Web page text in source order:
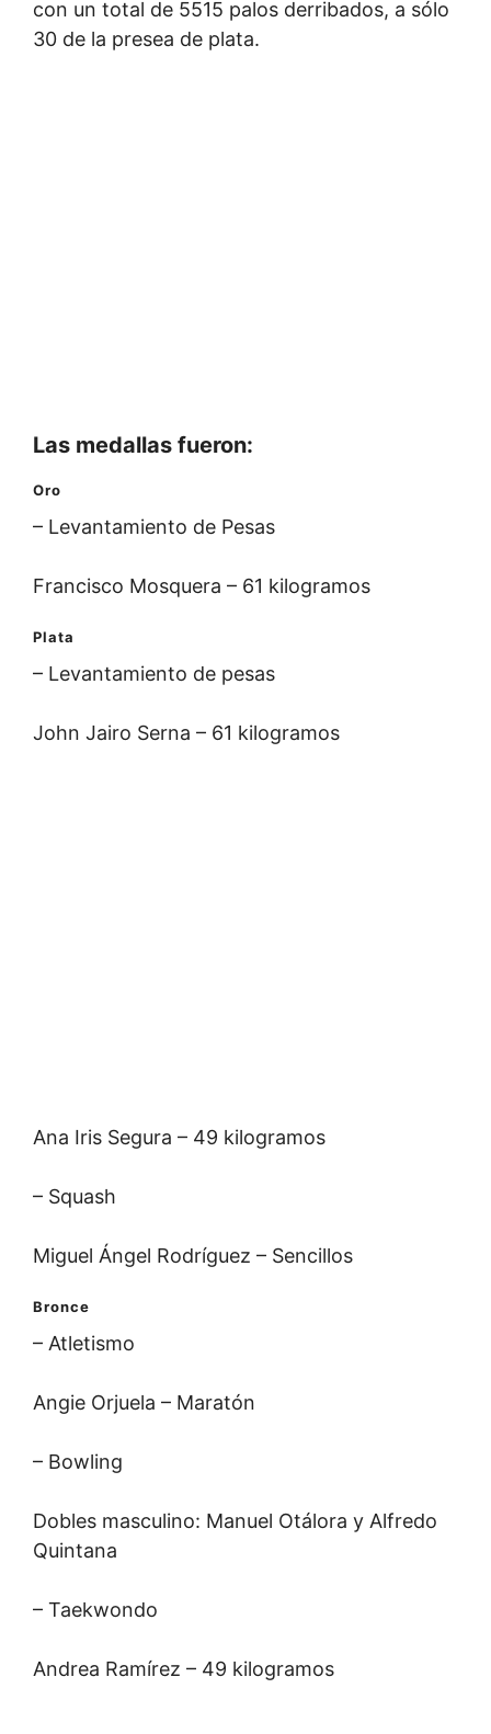
con un total de 5515 palos derribados, a sólo
30 de la presea de plata.
Las medallas fueron:
Oro
– Levantamiento de Pesas
Francisco Mosquera – 61 kilogramos
Plata
– Levantamiento de pesas
John Jairo Serna – 61 kilogramos
Ana Iris Segura – 49 kilogramos
– Squash
Miguel Ángel Rodríguez – Sencillos
Bronce
– Atletismo
Angie Orjuela – Maratón
– Bowling
Dobles masculino: Manuel Otálora y Alfredo
Quintana
– Taekwondo
Andrea Ramírez – 49 kilogramos